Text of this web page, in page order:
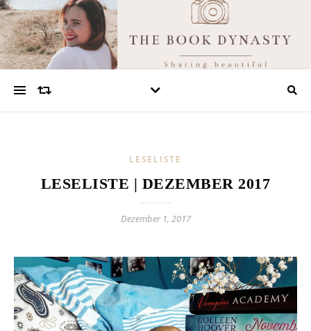
LESELISTE
LESELISTE | DEZEMBER 2017
Dezember 1, 2017